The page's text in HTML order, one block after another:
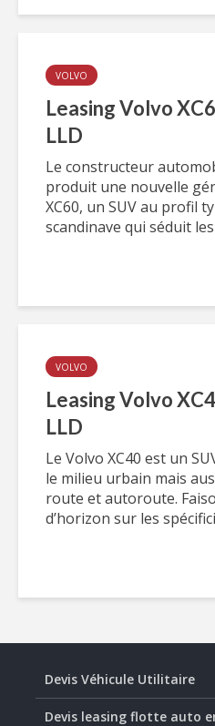
VOLVO
Leasing Volvo
LLD
Le constructeur
produit une nouvelle
XC60, un SUV au profil
scandinave qui séduit
VOLVO
Leasing Volvo
LLD
Le Volvo XC40 est un
le milieu urbain mais
route et autoroute.
d’horizon sur les
Devis Véhicule Utilitaire
Devis leasing flotte auto